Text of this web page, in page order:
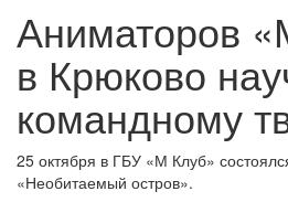
Аниматоров
в Крюково
командному
25 октября в ГБУ «М Клуб»
«Необитаемый остров».